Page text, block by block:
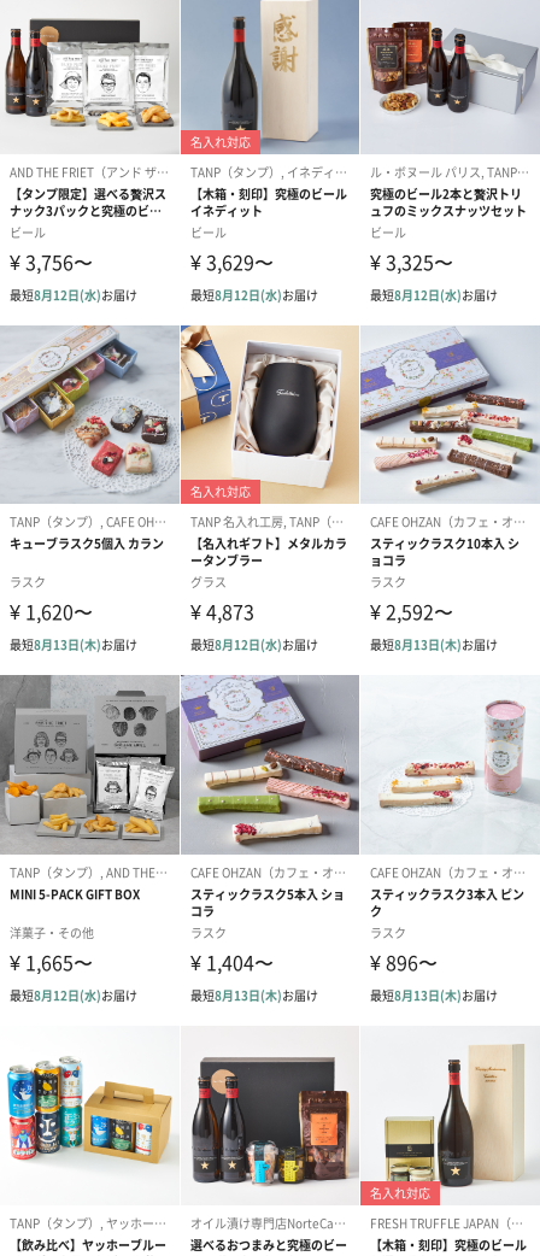
ます。
優れた仕様
銅は金属の中でも優れた熱伝導を誇ります。そのため「銅ビアマ
グ」は、冷たく冷やした飲み物を注げば、直後から飲み物の同じ
冷たさとなり喉を潤し、体を冷却してくれます。保冷効果も持続
しますので、15分経過しても冷たいまま美味しく味わえる◎
さらに、表面に生まれる水滴は清涼感を際立たせます。
COPPER100
COPPER100を展開している新光金属株式会社は、洋食器の産地で
知られる新潟県燕市に昭和34年に銅製品の製造販売を目的として
設立され、創業60数年に渡り、高度な技術を駆使して安全性、品
質、デザインを充実させて参りました。
日本国内のデザインコンテストにおいても数多くの賞を受賞して
います。
大切な方への贈り物に
父の日や還暦祝い、誕生日など、優れた銅製の暗愚カップは様々
なシーンのプレゼントにぴったりです。
商品詳細情報
（都光）
大麦麦芽、ホップ、小麦、コリアンダー、オレコンピ
ール、リコリス、酵母
【アルコール度数】
【注意事項】
20歳未満の方への酒類の販売はいたしません。
純銅リファイ
【素材】
銅（内面：ニッケルめっき）
【本体サイズ】